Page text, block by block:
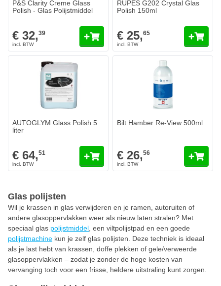
P&S Clarity Creme Glass
Polish - Glas Polijstmiddel
€ 32,39
RUPES G202 Crystal Glas
Polish 150ml
€ 25,65
AUTOGLYM Glass Polish 5
liter
€ 64,51
Bilt Hamber Re-View 500ml
€ 26,56
Glas polijsten
Wil je krassen in glas verwijderen en je ramen, autoruiten of
andere glasoppervlakken weer als nieuw laten stralen? Met
speciaal glas polijstmiddel , een viltpolijstpad en een goede
polijstmachine kun je zelf glas polijsten. Deze techniek is ideaal
als je last hebt van krassen, doffe plekken of gele/verweerde
glasoppervlakken – zodat je zonder de hoge kosten van
vervanging toch voor een frisse, heldere uitstraling kunt zorgen.